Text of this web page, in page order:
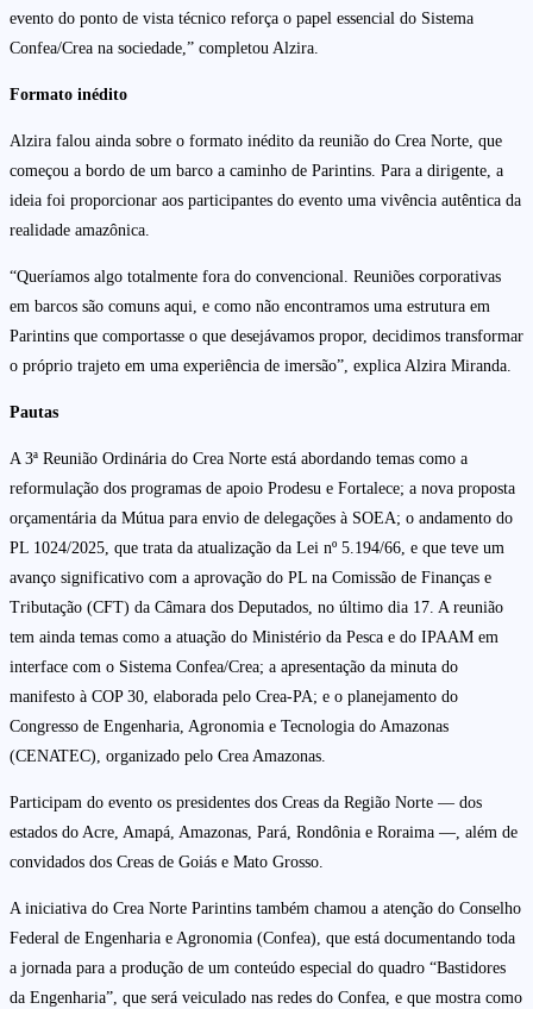
evento do ponto de vista técnico reforça o papel essencial do Sistema
Confea/Crea na sociedade,” completou Alzira.
Formato inédito
Alzira falou ainda sobre o formato inédito da reunião do Crea Norte, que
começou a bordo de um barco a caminho de Parintins. Para a dirigente, a
ideia foi proporcionar aos participantes do evento uma vivência autêntica da
realidade amazônica.
“Queríamos algo totalmente fora do convencional. Reuniões corporativas
em barcos são comuns aqui, e como não encontramos uma estrutura em
Parintins que comportasse o que desejávamos propor, decidimos transformar
o próprio trajeto em uma experiência de imersão”, explica Alzira Miranda.
Pautas
A 3ª Reunião Ordinária do Crea Norte está abordando temas como a
reformulação dos programas de apoio Prodesu e Fortalece; a nova proposta
orçamentária da Mútua para envio de delegações à SOEA; o andamento do
PL 1024/2025, que trata da atualização da Lei nº 5.194/66, e que teve um
avanço significativo com a aprovação do PL na Comissão de Finanças e
Tributação (CFT) da Câmara dos Deputados, no último dia 17. A reunião
tem ainda temas como a atuação do Ministério da Pesca e do IPAAM em
interface com o Sistema Confea/Crea; a apresentação da minuta do
manifesto à COP 30, elaborada pelo Crea-PA; e o planejamento do
Congresso de Engenharia, Agronomia e Tecnologia do Amazonas
(CENATEC), organizado pelo Crea Amazonas.
Participam do evento os presidentes dos Creas da Região Norte — dos
estados do Acre, Amapá, Amazonas, Pará, Rondônia e Roraima —, além de
convidados dos Creas de Goiás e Mato Grosso.
A iniciativa do Crea Norte Parintins também chamou a atenção do Conselho
Federal de Engenharia e Agronomia (Confea), que está documentando toda
a jornada para a produção de um conteúdo especial do quadro “Bastidores
da Engenharia”, que será veiculado nas redes do Confea, e que mostra como